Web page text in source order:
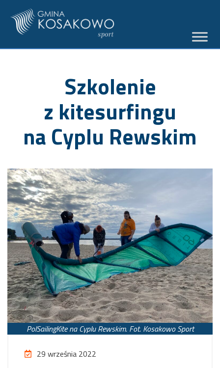
Szkolenie
z kitesurfingu
na Cyplu Rewskim
PolSailingKite na Cyplu Rewskim. Fot. Kosakowo Sport
29 września 2022